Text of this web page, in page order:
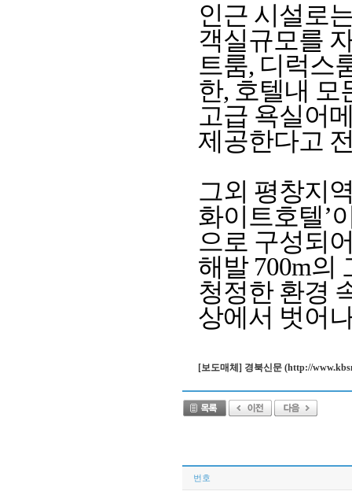
인근 시설로
객실규모를
트룸, 디럭스
한, 호텔내 모
고급 욕실어
제공한다고
그외 평창지
화이트호텔’
으로 구성되
해발 700m의
청정한 환경
상에서 벗어
[보도매체] 경북신문 (http://
번호